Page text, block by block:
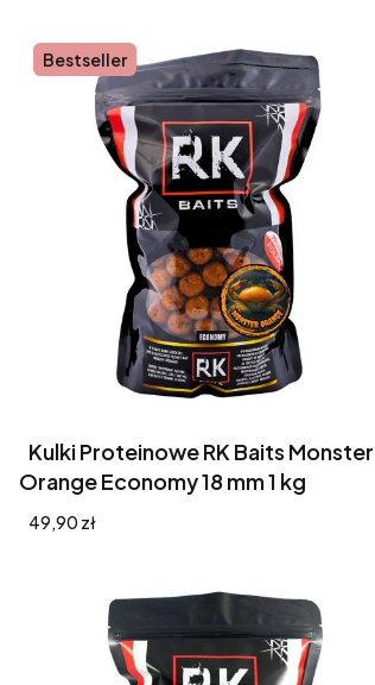
Bestseller
Kulki Proteinowe RK Baits Monster
Orange Economy 18 mm 1 kg
Cena
49,90 zł